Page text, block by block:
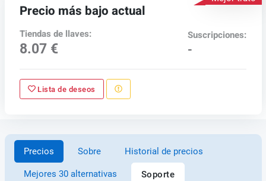
Precio más bajo actual
Tiendas de llaves:
8.07 €
Suscripciones:
-
Lista de deseos
Precios Sobre Historial de precios
Mejores 30 alternativas Soporte